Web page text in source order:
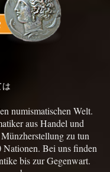
は
numismatischen Welt.
aus Handel und
zu tun
Nationen. Bei uns finden
bis zur Gegenwart.